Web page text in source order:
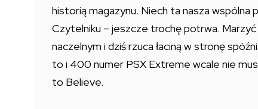
historią magazynu. Niech ta nasza
Czytelniku – jeszcze trochę potrwa. Marzyć
naczelnym i dziś rzuca łaciną w stronę
to i 400 numer PSX Extreme wcale nie
to Believe.